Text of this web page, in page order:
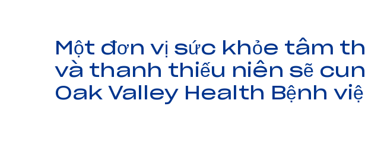
Một đơn vị sức khỏe tâm
và thanh thiếu niên sẽ
Oak Valley Health Bệnh